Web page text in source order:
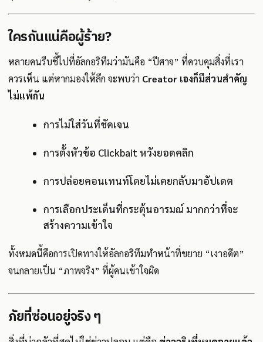
ใครกันแน่คือผู้ร้าย?
หลายคนรีบชี้ไปที่อัลกอริทึมว่ามันคือ “ปีศาจ” ที่ควบคุมสิ่งที่เรา
ควรเห็น แต่หากมองให้ลึก จะพบว่า Creator เองก็มีส่วนสำคัญ
ไม่แพ้กัน
การไม่ใส่วันที่ชัดเจน
การตั้งหัวข้อ Clickbait หวังยอดคลิก
การปล่อยคอนเทนท์โดยไม่เคยกลับมาอัปเดต
การเลือกประเด็นที่กระตุ้นอารมณ์ มากกว่าที่จะ
สร้างความเข้าใจ
ทั้งหมดนี้คือการเปิดทางให้อัลกอริทึมทำหน้าที่ขยาย “เงาอดีต”
จนกลายเป็น “ภาพจริง” ที่ผู้คนเข้าใจผิด
ภัยที่ซ่อนอยู่จริง ๆ